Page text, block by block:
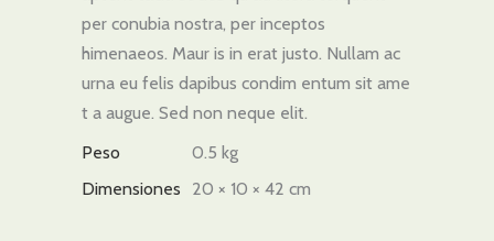
per conubia nostra, per inceptos
himenaeos. Maur is in erat justo. Nullam ac
urna eu felis dapibus condim entum sit ame
t a augue. Sed non neque elit.
Peso
0.5 kg
Dimensiones
20 × 10 × 42 cm